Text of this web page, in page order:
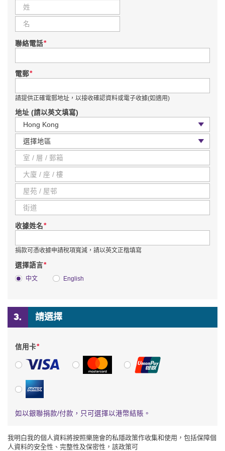
聯絡電話*
電郵*
請提供正確電郵地址，以接收確認資料或電子收據(如適用)
地址 (請以英文填寫)
國家 / 地區
收據姓名*
捐款可憑收據申請稅項寬減，請以英文正楷填寫
選擇語言*
中文 English
請選擇
信用卡*
萬事達卡 銀聯
如以銀聯捐款/付款，只可選擇以港幣結賬。
我明白我的個人資料將按照樂施會的私隱政策作收集和使用，包括保障個
人資料的安全性、完整性及保密性，該政策可